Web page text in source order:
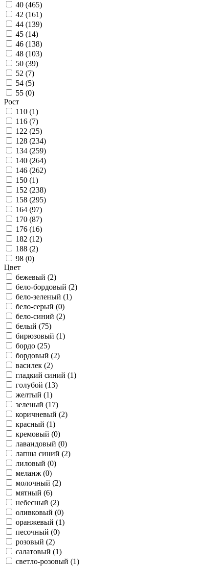
40 (465)
42 (161)
44 (139)
45 (14)
46 (138)
48 (103)
50 (39)
52 (7)
54 (5)
55 (0)
Рост
110 (1)
116 (7)
122 (25)
128 (234)
134 (259)
140 (264)
146 (262)
150 (1)
152 (238)
158 (295)
164 (97)
170 (87)
176 (16)
182 (12)
188 (2)
98 (0)
Цвет
бежевый (2)
бело-бордовый (2)
бело-зеленый (1)
бело-серый (0)
бело-синий (2)
белый (75)
бирюзовый (1)
бордо (25)
бордовый (2)
василек (2)
гладкий синий (1)
голубой (13)
желтый (1)
зеленый (17)
коричневый (2)
красный (1)
кремовый (0)
лавандовый (0)
лапша синий (2)
лиловый (0)
меланж (0)
молочный (2)
мятный (6)
небесный (2)
оливковый (0)
оранжевый (1)
песочный (0)
розовый (2)
салатовый (1)
светло-розовый (1)